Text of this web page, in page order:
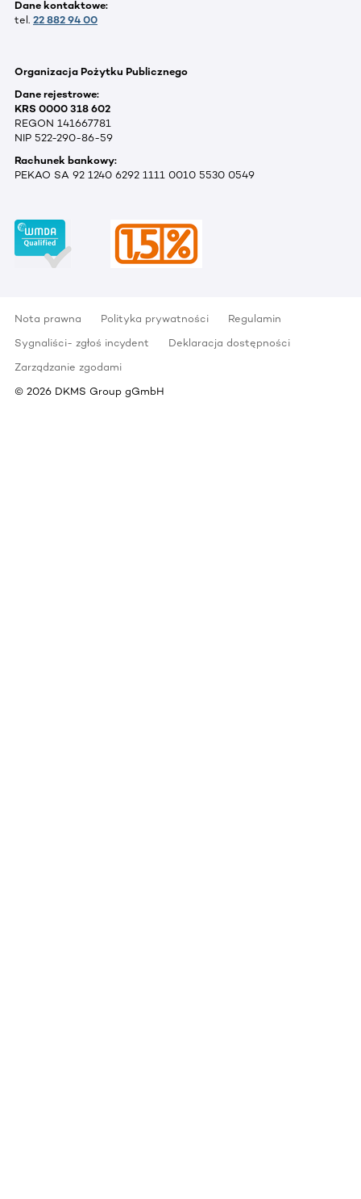
Dane kontaktowe:
tel. 22 882 94 00
Organizacja Pożytku Publicznego
Dane rejestrowe:
KRS 0000 318 602
REGON 141667781
NIP 522-290-86-59
Rachunek bankowy:
PEKAO SA 92 1240 6292 1111 0010 5530 0549
Nota prawna Polityka prywatności
Regulamin
Sygnaliści- zgłoś incydent
Deklaracja dostępności
Zarządzanie zgodami
© 2026 DKMS Group gGmbH